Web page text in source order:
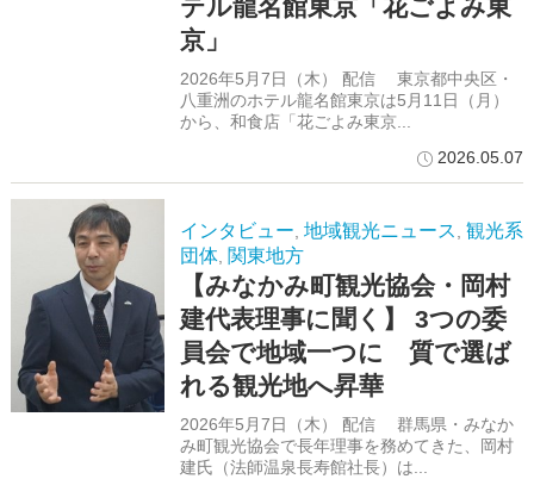
テル龍名館東京「花ごよみ東
京」
2026年5月7日（木） 配信 東京都中央区・
八重洲のホテル龍名館東京は5月11日（月）
から、和食店「花ごよみ東京...
2026.05.07
インタビュー 地域観光ニュース 観光系
団体, 関東地方
【みなかみ町観光協会・岡村
建代表理事に聞く】 3つの委
員会で地域一つに 質で選ば
れる観光地へ昇華
2026年5月7日（木） 配信 群馬県・みなか
み町観光協会で長年理事を務めてきた、岡村
建氏（法師温泉長寿館社長）は...